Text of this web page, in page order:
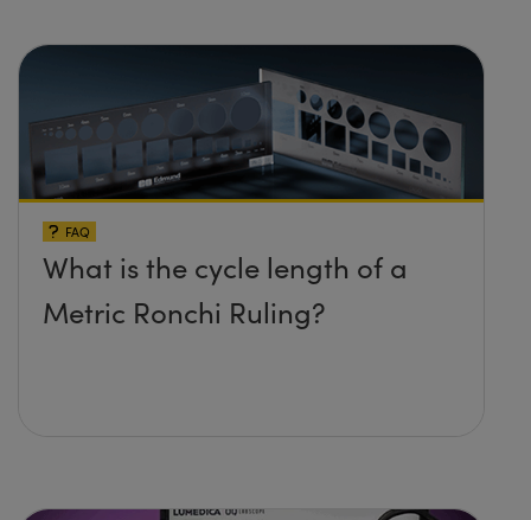
FAQ
What is the cycle length of a
Metric Ronchi Ruling?